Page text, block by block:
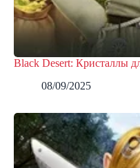
Black Desert: Кристаллы
08/09/2025